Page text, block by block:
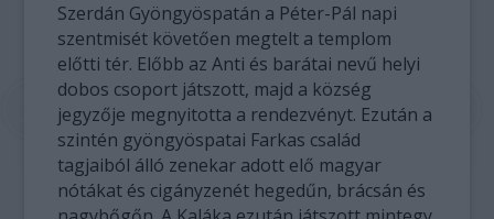
Szerdán Gyöngyöspatán a Péter-Pál napi
szentmisét követően megtelt a templom
előtti tér. Előbb az Anti és barátai nevű helyi
dobos csoport játszott, majd a község
jegyzője megnyitotta a rendezvényt. Ezután a
szintén gyöngyöspatai Farkas család
tagjaiból álló zenekar adott elő magyar
nótákat és cigányzenét hegedűn, brácsán és